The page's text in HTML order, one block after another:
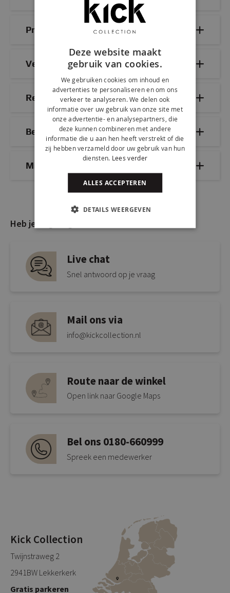
Productdetails
Veelgestelde vragen
Reviews
Bezorg- & retourinformatie
Mix & Match
Heb je nog vragen?
Live chat
Snel antwoord op je vraag
Mail ons via
info@kickcollection.nl
Route naar de winkel
Open link naar Google Maps
Bel ons 0180-660999
Spreek een medewerker
Kick Collection
Twijnstraweg 2
2941BW Lekkerkerk
Gratis parkeren
Deze website maakt
gebruik van cookies.
We gebruiken cookies om inhoud en
advertenties te personaliseren en om ons
verkeer te analyseren. We delen ook
informatie over uw gebruik van onze site met
onze advertentie- en analysepartners, die
deze kunnen combineren met andere
informatie die u aan hen heeft verstrekt of die
zij hebben verzameld door uw gebruik van hun
diensten. Lees verder
ALLES ACCEPTEREN
DETAILS WEERGEVEN